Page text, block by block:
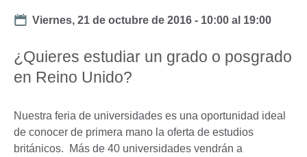
Date
Viernes, 21 de octubre de 2016 - 10:00 al 19:00
¿Quieres estudiar un grado o posgrado
en Reino Unido?
Nuestra feria de universidades es una oportunidad ideal
de conocer de primera mano la oferta de estudios
británicos. Más de 40 universidades vendrán a